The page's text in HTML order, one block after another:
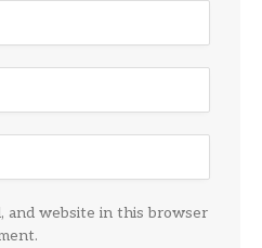
and website in this browser